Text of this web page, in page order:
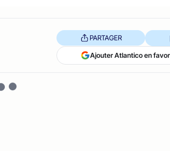
PARTAGER
Ajouter Atlantico en